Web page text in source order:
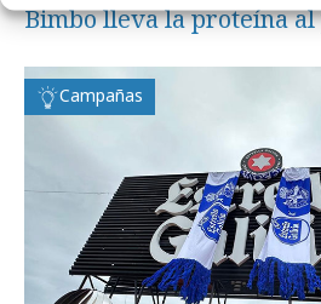
Bimbo lleva la proteína al
Campañas